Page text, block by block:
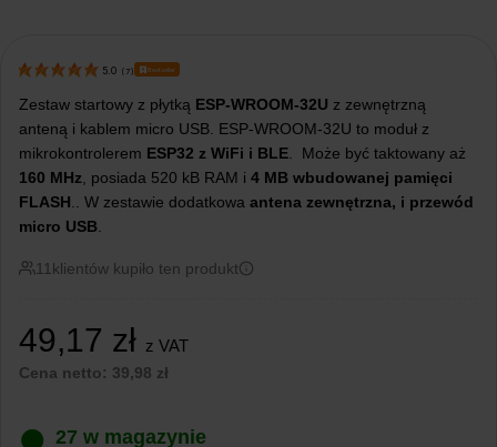
5.0 ( 7) Bestseller
Zestaw startowy z płytką ESP-WROOM-32U z zewnętrzną
anteną i kablem micro USB. ESP-WROOM-32U to moduł z
mikrokontrolerem ESP32 z WiFi i BLE . Może być taktowany aż
160 MHz , posiada 520 kB RAM i 4 MB wbudowanej pamięci
FLASH .. W zestawie dodatkowa antena zewnętrzna, i przewód
micro USB
11 klientów kupiło ten produkt
49,17 zł z VAT
Cena netto: 39,98 zł
27 w magazynie